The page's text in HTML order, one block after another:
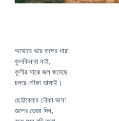
অঝোরে ঝরে জলের ধারা
কুলকিনারা নাই,
কূলীর মাঝে জল জমেছে
চলরে নৌকা ভাসাই।
ছোট্টবেলার নৌকা ভাসা
জলের ভেজা দিন,